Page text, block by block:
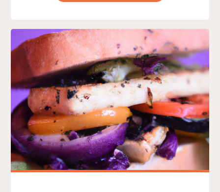
FRUITS
PASSION
RECETTE
DELICAROOM"